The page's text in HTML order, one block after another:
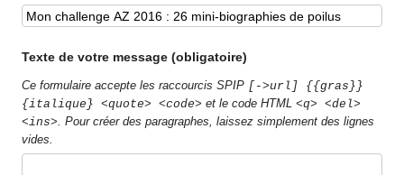
Texte de votre message (obligatoire)
Ce formulaire accepte les raccourcis SPIP [->url] {{gras}}
{italique} <quote> <code> et le code HTML<q> <del>
<ins> . Pour créer des paragraphes, laissez simplement des lignes
vides.